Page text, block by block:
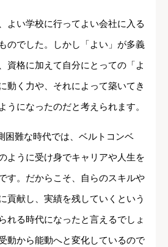
よい学校に行ってよい会社に入る
のでした。しかし「よい」が多義
資格に加えて自分にとっての「よ
動く力や、それによって築いてき
うになったのだと考えられます。
困難な時代では、ベルトコンベ
ように受け身でキャリアや人生を
す。だからこそ、自らのスキルや
貢献し、実績を残していくという
れる時代になったと言えるでしょ
動から能動へと変化しているので